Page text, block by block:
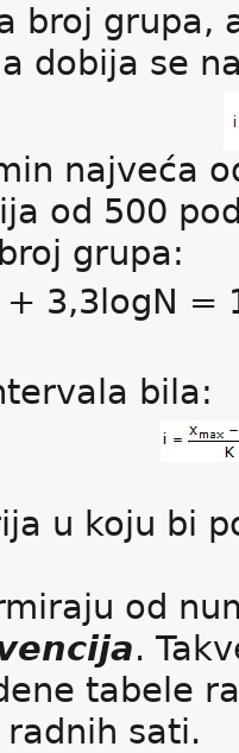
broj grupa,
dobija se
najveća
od 500
grupa:
+ 3,3logN =
bila:
u koju bi
od
.
tabele
sati.